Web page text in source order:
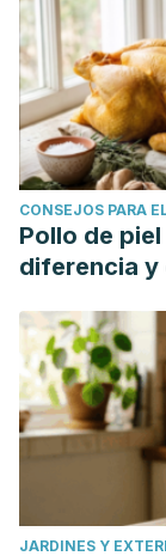
La
estomatología.
Shrestha, P.,
Triclosan:
clinical
Environmental
Sánchez-
Aftosis oral
CONSEJOS PARA
Pollo de
diferencia y
JARDINES Y